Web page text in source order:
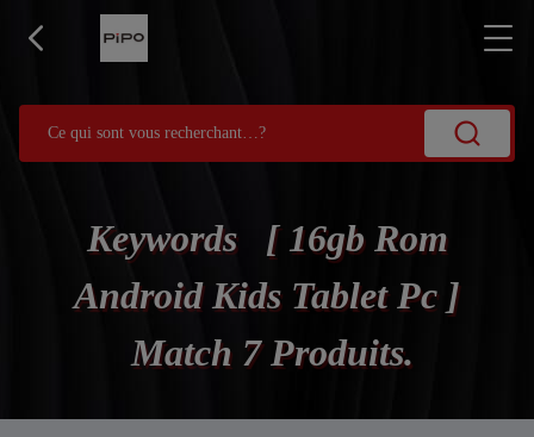
Keywords [ 16gb Rom
Android Kids Tablet Pc ]
Match 7 Produits.